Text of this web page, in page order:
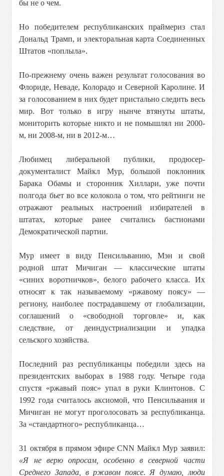
бы не о чем.
Но победителем республиканских праймериз стал
Дональд Трамп, и электоральная карта Соединенных
Штатов «поплыла».
По-прежнему очень важен результат голосования во
Флориде, Неваде, Колорадо и Северной Каролине. И
за голосованием в них будет пристально следить весь
мир. Вот только в игру нынче втянуты штаты,
мониторить которые никто и не помышлял ни 2000-
м, ни 2008-м, ни в 2012-м…
Любимец либеральной публики, продюсер-
документалист Майкл Мур, большой поклонник
Барака Обамы и сторонник Хиллари, уже почти
полгода бьет во все колокола о том, что рейтинги не
отражают реальных настроений избирателей в
штатах, которые ранее считались бастионами
Демократической партии.
Мур имеет в виду Пенсильванию, Мэн и свой
родной штат Мичиган — классические штаты
«синих воротничков», белого рабочего класса. Их
относят к так называемому «ржавому поясу» —
региону, наиболее пострадавшему от глобализации,
соглашений о «свободной торговле» и, как
следствие, от деиндустриализации и упадка
сельского хозяйства.
Последний раз республиканцы победили здесь на
президентских выборах в 1988 году. Четыре года
спустя «ржавый пояс» упал в руки Клинтонов. С
1992 года считалось аксиомой, что Пенсильвания и
Мичиган не могут проголосовать за республиканца.
За «стандартного» республиканца…
31 октября в прямом эфире CNN Майкл Мур заявил:
«Я не верю опросам, особенно в северной части
Среднего Запада, в ржавом поясе. Я думаю, люди